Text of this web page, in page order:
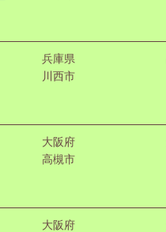
兵庫県
川西市
大阪府
高槻市
大阪府